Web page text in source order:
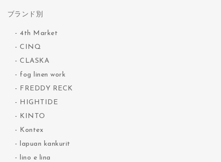
ブランド別
4th Market
CINQ
CLASKA
fog linen work
FREDDY RECK
HIGHTIDE
KINTO
Kontex
lapuan kankurit
lino e lina